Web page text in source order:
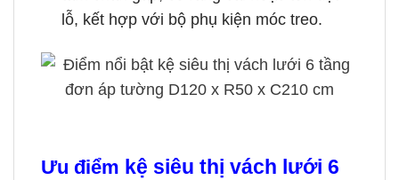
lỗ, kết hợp với bộ phụ kiện móc treo.
Ưu điểm kệ siêu thị vách lưới 6